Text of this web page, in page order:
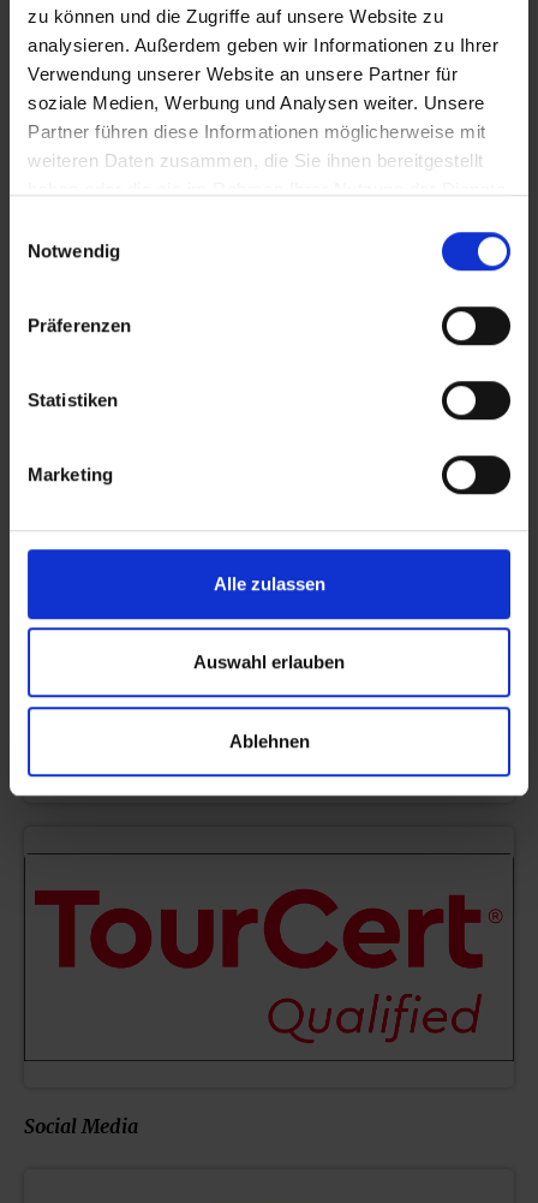
zu können und die Zugriffe auf unsere Website zu
analysieren. Außerdem geben wir Informationen zu Ihrer
Verwendung unserer Website an unsere Partner für
soziale Medien, Werbung und Analysen weiter. Unsere
Partner führen diese Informationen möglicherweise mit
weiteren Daten zusammen, die Sie ihnen bereitgestellt
Notwendig
Präferenzen
Statistiken
Marketing
Alle zulassen
Auswahl erlauben
Ablehnen
Fotoausstellung und Treffpunkt für Freunde der
Fotokunst.
ALLE TERMINE ANZEIGEN
Social Media